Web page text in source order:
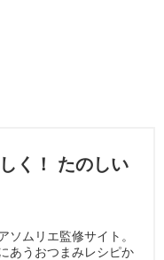
く！ たのしい
ソムリエ監修サイト。
あうおつまみレシピか